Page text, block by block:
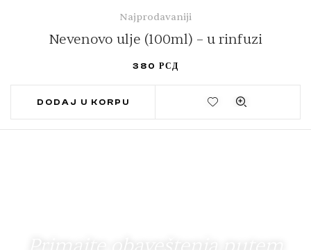
Najprodavaniji
Nevenovo ulje (100ml) – u rinfuzi
380 РСД
DODAJ U KORPU